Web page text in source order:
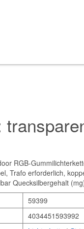
RGB-
Trafo erforderlich,
Quecksilbergehalt
59399
4034451593992